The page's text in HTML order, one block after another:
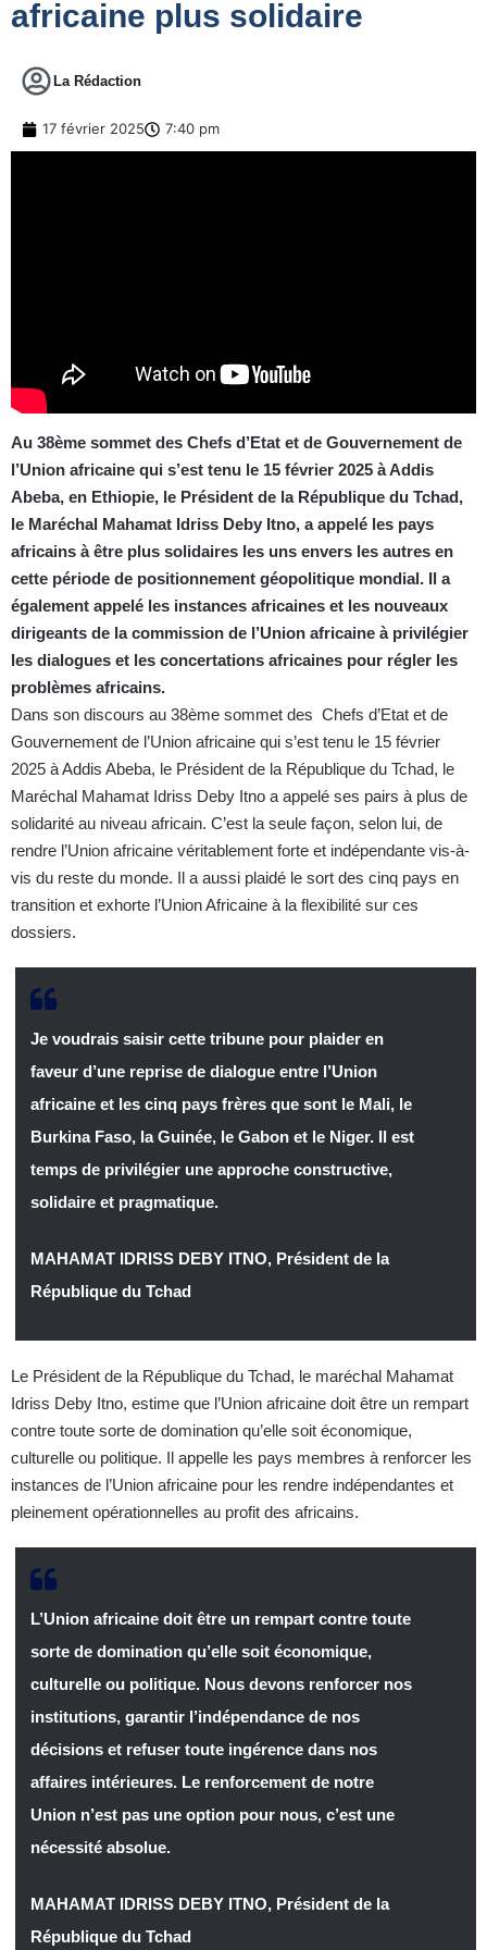
africaine plus solidaire
La Rédaction
17 février 2025 7:40 pm
Au 38ème sommet des Chefs d’Etat et de Gouvernement de
l’Union africaine qui s’est tenu le 15 février 2025 à Addis
Abeba, en Ethiopie, le Président de la République du Tchad,
le Maréchal Mahamat Idriss Deby Itno, a appelé les pays
africains à être plus solidaires les uns envers les autres en
cette période de positionnement géopolitique mondial. Il a
également appelé les instances africaines et les nouveaux
dirigeants de la commission de l’Union africaine à privilégier
les dialogues et les concertations africaines pour régler les
problèmes africains.
Dans son discours au 38ème sommet des Chefs d’Etat et de
Gouvernement de l’Union africaine qui s’est tenu le 15 février
2025 à Addis Abeba, le Président de la République du Tchad, le
Maréchal Mahamat Idriss Deby Itno a appelé ses pairs à plus de
solidarité au niveau africain. C’est la seule façon, selon lui, de
rendre l’Union africaine véritablement forte et indépendante vis-à-
vis du reste du monde. Il a aussi plaidé le sort des cinq pays en
transition et exhorte l’Union Africaine à la flexibilité sur ces
dossiers.
Je voudrais saisir cette tribune pour plaider en
faveur d’une reprise de dialogue entre l’Union
africaine et les cinq pays frères que sont le Mali, le
Burkina Faso, la Guinée, le Gabon et le Niger. Il est
temps de privilégier une approche constructive,
solidaire et pragmatique.
MAHAMAT IDRISS DEBY ITNO, Président de la
République du Tchad
Le Président de la République du Tchad, le maréchal Mahamat
Idriss Deby Itno, estime que l’Union africaine doit être un rempart
contre toute sorte de domination qu’elle soit économique,
culturelle ou politique. Il appelle les pays membres à renforcer les
instances de l’Union africaine pour les rendre indépendantes et
pleinement opérationnelles au profit des africains.
L’Union africaine doit être un rempart contre toute
sorte de domination qu’elle soit économique,
culturelle ou politique. Nous devons renforcer nos
institutions, garantir l’indépendance de nos
décisions et refuser toute ingérence dans nos
affaires intérieures. Le renforcement de notre
Union n’est pas une option pour nous, c’est une
nécessité absolue.
MAHAMAT IDRISS DEBY ITNO, Président de la
République du Tchad